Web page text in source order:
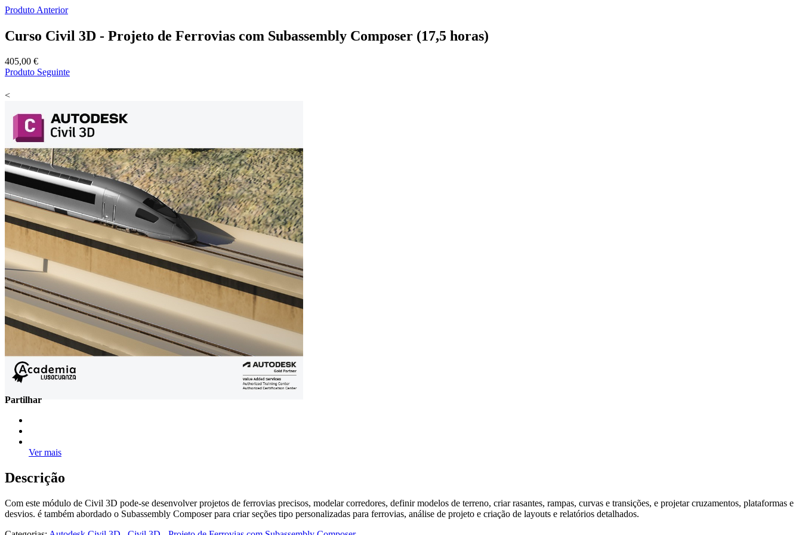
Produto Anterior
Curso Civil 3D - Projeto de Ferrovias com Subassembly Composer (17,5 horas)
405,00 €
Produto Seguinte
<
Partilhar
Ver mais
Descrição
Com este módulo de Civil 3D pode-se desenvolver projetos de ferrovias precisos, modelar corredores, definir modelos de terreno, criar rasantes, rampas, curvas e transições, e projetar cruzamentos, plataformas e
desvios. é também abordado o Subassembly Composer para criar seções tipo personalizadas para ferrovias, análise de projeto e criação de layouts e relatórios detalhados.